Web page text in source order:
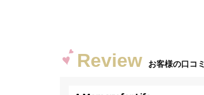
Review お客様の口コミ